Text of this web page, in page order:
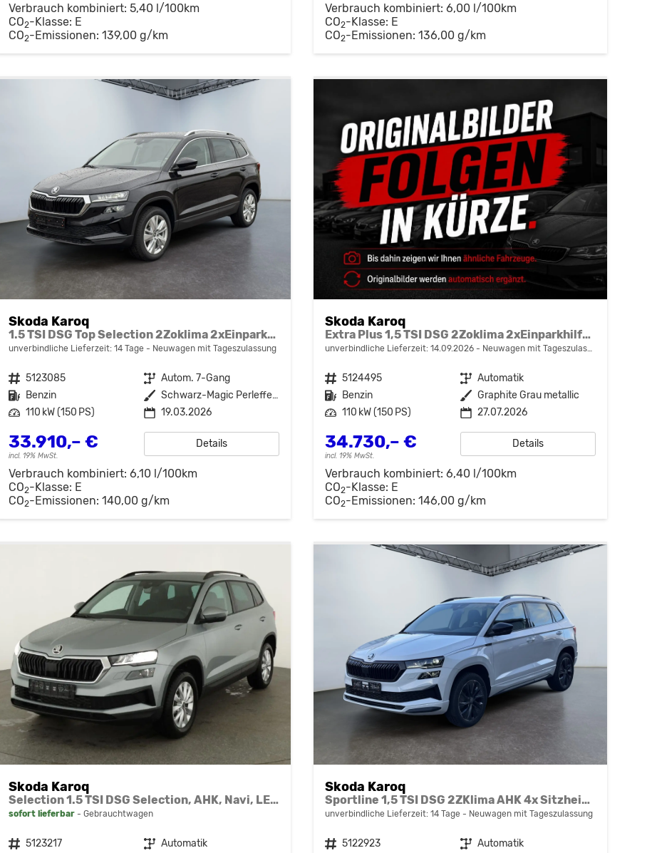
Verbrauch kombiniert: 5,40 l/100km
CO2-Klasse: E
CO2-Emissionen: 139,00 g/km
Verbrauch kombiniert: 6,00 l/100km
CO2-Klasse: E
CO2-Emissionen: 136,00 g/km
Skoda Karoq
1.5 TSI DSG Top Selection 2Zoklima 2xEinparkhilfe AHK Kamera Sitzheizung beheiztes Lenkrad
unverbindliche Lieferzeit: 14 Tage Neuwagen mit Tageszulassung
Fahrzeugnr. 5123085 Getriebe Autom. 7-Gang
Kraftstoff Benzin Außenfarbe
Schwarz-Magic Perleffekt
Leistung 110 kW (150 PS) 19.03.2026
33.910,– €
incl. 19% MwSt.
Details
Verbrauch kombiniert: 6,10 l/100km
CO2-Klasse: E
CO2-Emissionen: 140,00 g/km
Skoda Karoq
Extra Plus 1,5 TSI DSG 2Zoklima 2xEinparkhilfe AHK Kamera Sitzheizung beheiztes Lenkrad
unverbindliche Lieferzeit: 14.09.2026 Neuwagen mit Tageszulassung
Fahrzeugnr. 5124495 Getriebe Automatik
Kraftstoff Benzin Außenfarbe Graphite Grau metallic
Leistung 110 kW (150 PS) 27.07.2026
34.730,– €
incl. 19% MwSt.
Details
Verbrauch kombiniert: 6,40 l/100km
CO2-Klasse: E
CO2-Emissionen: 146,00 g/km
Skoda Karoq
Selection 1.5 TSI DSG Selection, AHK, Navi, LED, Kamera, Winter, el. Klappe, Ladeboden, 4 J.-Garantie
sofort lieferbar Gebrauchtwagen
Fahrzeugnr. 5123217 Getriebe Automatik
Skoda Karoq
Sportline 1,5 TSI DSG 2ZKlima AHK 4x Sitzheizung beheizte Frontscheibe Canton Totewinkel 5J Garantie
unverbindliche Lieferzeit: 14 Tage Neuwagen mit Tageszulassung
Fahrzeugnr. 5122923 Getriebe Automatik